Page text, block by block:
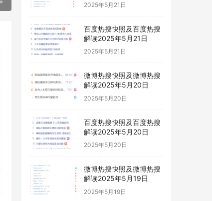
2025年5月21日
百度热搜快照及百度热搜
解读2025年5月21日
2025年5月21日
微博热搜快照及微博热搜
解读2025年5月20日
2025年5月20日
百度热搜快照及百度热搜
解读2025年5月20日
2025年5月20日
微博热搜快照及微博热搜
解读2025年5月19日
2025年5月19日